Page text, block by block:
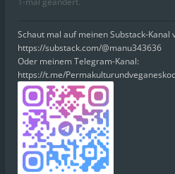
Schaut mal auf meinen Substack-Kanal
https://substack.com/@manu343636
Oder meinem Telegram-Kanal:
https://t.me/